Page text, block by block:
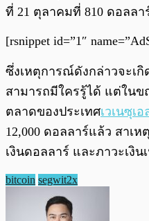
ที่ 21 ตุลาคมที่ 810 ดอลลา
[rsnippet id=”1″
ซึ่งเหตุการณ์ดังกล่าวจะเ
สามารถมีใครรู้ได้ แต่ใน
ตลาดของประเทศเวเนซุเอ
12,000 ดอลลาร์แล้ว สาเ
เงินดอลลาร์ และภาวะเงิน
bitcoin segwit2x